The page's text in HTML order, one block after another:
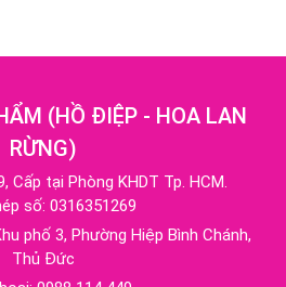
(HỒ ĐIỆP - HOA LAN
RỪNG)
Cấp tại Phòng KHDT Tp. HCM.
số: 0316351269
phố 3, Phường Hiệp Bình Chánh,
Thủ Đức